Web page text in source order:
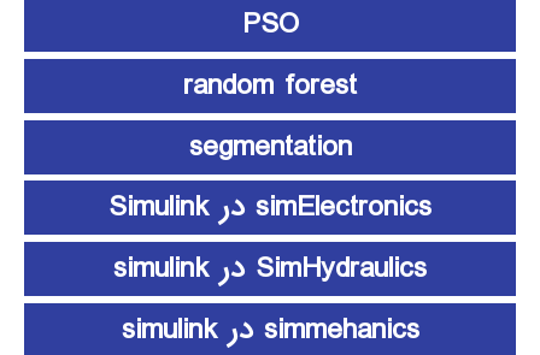
PSO
random forest
segmentation
simElectronics در Simulink
SimHydraulics در simulink
simmehanics در simulink